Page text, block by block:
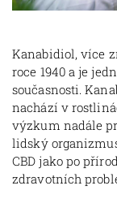
Kanabidiol, více
roce 1940 a je
současnosti.
nachází v
výzkum nadále
lidský
CBD jako po
zdravotních